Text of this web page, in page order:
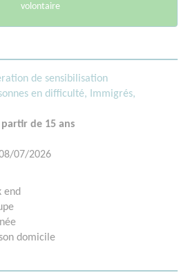
volontaire
de sensibilisation
en difficulté,
Immigrés,
de 15 ans
07/2026
end
domicile